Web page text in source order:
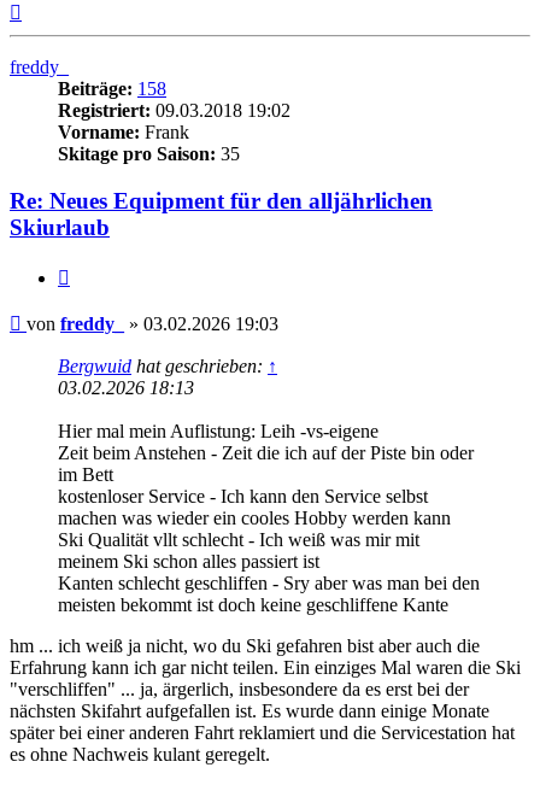
freddy_
Beiträge: 158
Registriert: 09.03.2018 19:02
Vorname: Frank
Skitage pro Saison: 35
Re: Neues Equipment für den alljährlichen
Skiurlaub
Beitrag
von freddy_ » 03.02.2026 19:03
Bergwuid hat geschrieben: ↑
03.02.2026 18:13
Hier mal mein Auflistung: Leih -vs-eigene
Zeit beim Anstehen - Zeit die ich auf der Piste bin oder
im Bett
kostenloser Service - Ich kann den Service selbst
machen was wieder ein cooles Hobby werden kann
Ski Qualität vllt schlecht - Ich weiß was mir mit
meinem Ski schon alles passiert ist
Kanten schlecht geschliffen - Sry aber was man bei den
meisten bekommt ist doch keine geschliffene Kante
hm ... ich weiß ja nicht, wo du Ski gefahren bist aber auch die
Erfahrung kann ich gar nicht teilen. Ein einziges Mal waren die Ski
"verschliffen" ... ja, ärgerlich, insbesondere da es erst bei der
nächsten Skifahrt aufgefallen ist. Es wurde dann einige Monate
später bei einer anderen Fahrt reklamiert und die Servicestation hat
es ohne Nachweis kulant geregelt.